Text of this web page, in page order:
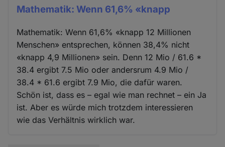
Mathematik: Wenn 61,6% «knapp
Mathematik: Wenn 61,6% «knapp 12 Millionen
Menschen» entsprechen, können 38,4% nicht
«knapp 4,9 Millionen» sein. Denn 12 Mio / 61.6 *
38.4 ergibt 7.5 Mio oder andersrum 4.9 Mio /
38.4 * 61.6 ergibt 7.9 Mio, die dafür waren.
Schön ist, dass es – egal wie man rechnet – ein Ja
ist. Aber es würde mich trotzdem interessieren
wie das Verhältnis wirklich war.